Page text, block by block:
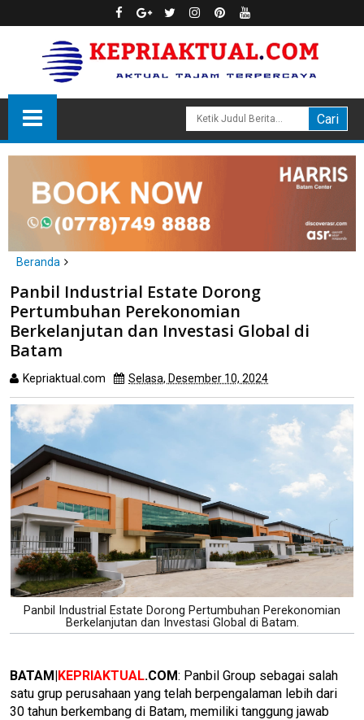
Beranda
Batam
Panbil Industrial Estate Dorong Pertumbuhan Perekonomian
Berkelanjutan dan Investasi Global di Batam
Panbil Industrial Estate Dorong
Pertumbuhan Perekonomian
Berkelanjutan dan Investasi Global di
Batam
Kepriaktual.com Selasa, Desember 10, 2024
Panbil Industrial Estate Dorong Pertumbuhan Perekonomian
Berkelanjutan dan Investasi Global di Batam.
BATAM|KEPRIAKTUAL.COM: Panbil Group sebagai salah
satu grup perusahaan yang telah berpengalaman lebih dari
30 tahun berkembang di Batam, memiliki tanggung jawab